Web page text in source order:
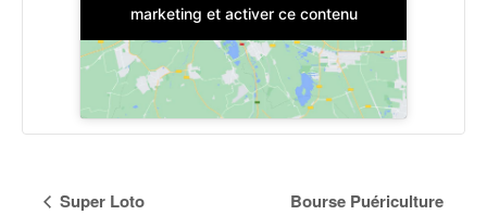
marketing et activer ce contenu
Navigation
Super Loto Bourse Puériculture